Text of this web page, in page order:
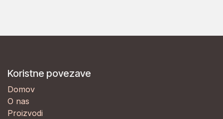
Koristne povezave
Domov
O nas
Proizvodi